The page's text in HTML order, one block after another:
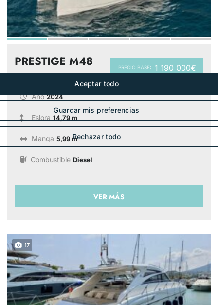
PRECIO BASE: 1 190 000€
PRESTIGE M48
Año 2024
Eslora 14,79 m
Manga 5,99 m
Combustible Diesel
VER MÁS
17